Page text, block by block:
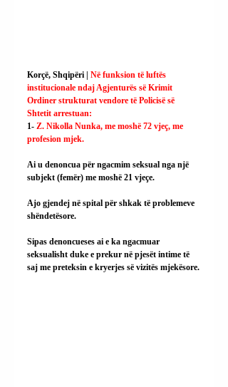
Korçë, Shqipëri | Në funksion të luftës
institucionale ndaj Agjenturës së Krimit
Ordiner strukturat vendore të Policisë së
Shtetit arrestuan:
1- Z. Nikolla Nunka, me moshë 72 vjeç, me
profesion mjek.
Ai u denoncua për ngacmim seksual nga një
subjekt (femër) me moshë 21 vjeçe.
Ajo gjendej në spital për shkak të problemeve
shëndetësore.
Sipas denoncueses ai e ka ngacmuar
seksualisht duke e prekur në pjesët intime të
saj me preteksin e kryerjes së vizitës mjekësore.